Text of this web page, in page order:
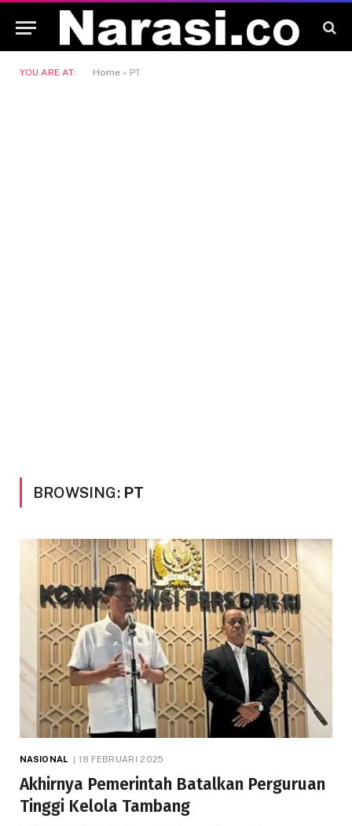
YOU ARE AT: Home » PT
BROWSING: PT
NASIONAL 18 FEBRUARI 2025
Akhirnya Pemerintah Batalkan Perguruan
Tinggi Kelola Tambang